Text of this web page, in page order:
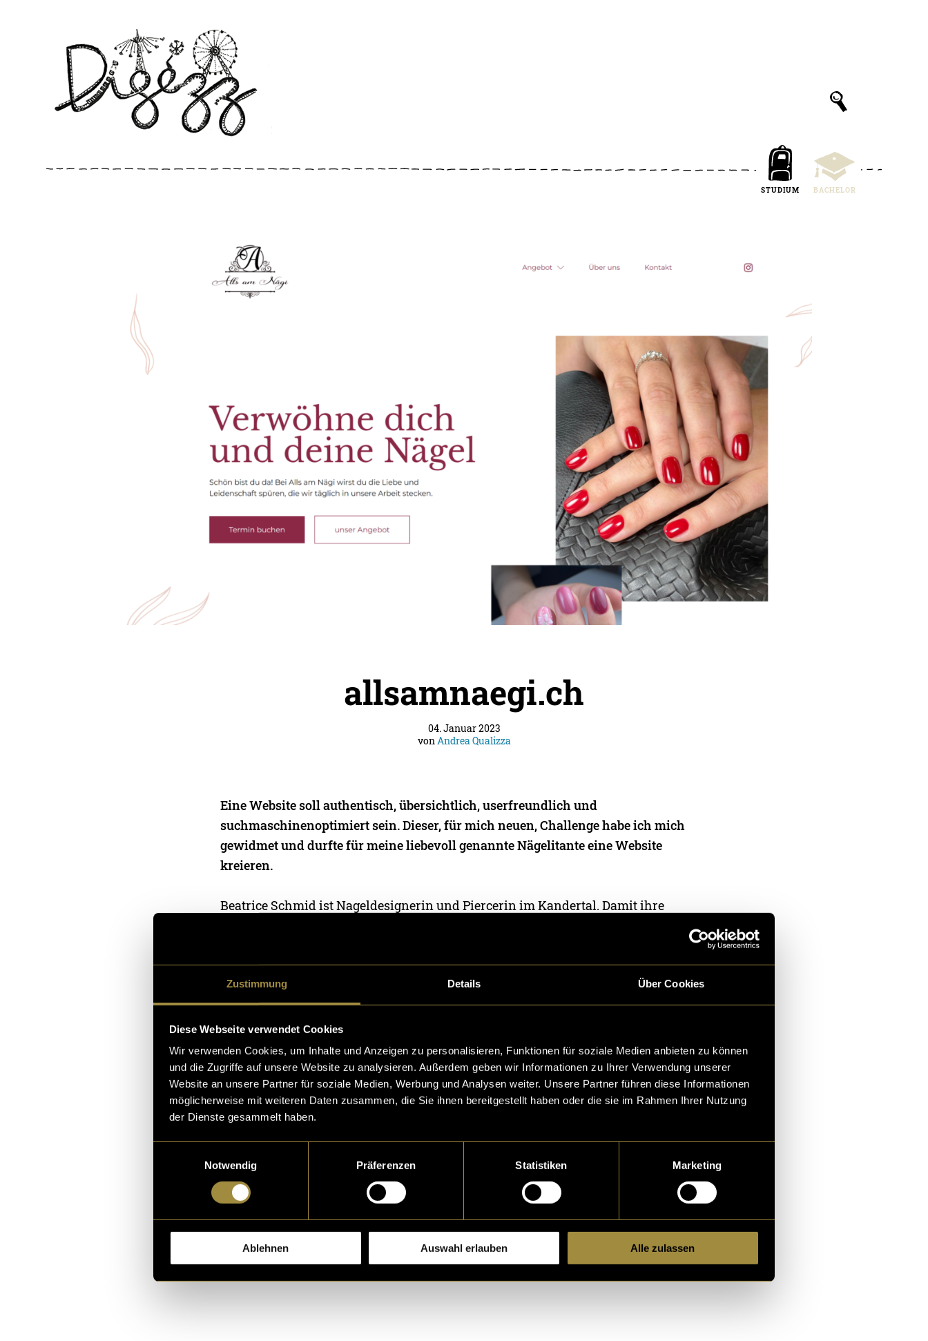
Zustimmung Details Über Cookies
Diese Webseite verwendet Cookies
Wir verwenden Cookies, um Inhalte und Anzeigen zu personalisieren, Funktionen für soziale Medien anbieten zu können
und die Zugriffe auf unsere Website zu analysieren. Außerdem geben wir Informationen zu Ihrer Verwendung unserer
Website an unsere Partner für soziale Medien, Werbung und Analysen weiter. Unsere Partner führen diese Informationen
möglicherweise mit weiteren Daten zusammen, die Sie ihnen bereitgestellt haben oder die sie im Rahmen Ihrer Nutzung
der Dienste gesammelt haben.
Notwendig
Präferenzen Statistiken Marketing
Ablehnen Auswahl erlauben Alle zulassen
STUDIUM BACHELOR
allsamnaegi.ch
04. Januar 2023
vonAndrea Qualizza
Eine Website soll authentisch, übersichtlich, userfreundlich und
suchmaschinenoptimiert sein. Dieser, für mich neuen, Challenge habe ich mich
gewidmet und durfte für meine liebevoll genannte Nägelitante eine Website
kreieren.
Beatrice Schmid ist Nageldesignerin und Piercerin im Kandertal. Damit ihre
Einblick in ihre Arbeit erhalten, wünschte sie sich eine Website für ihr kleines aber
feines Nagelstudio.
Das Ergebnis findet ihr hier:allsamnaegi.ch